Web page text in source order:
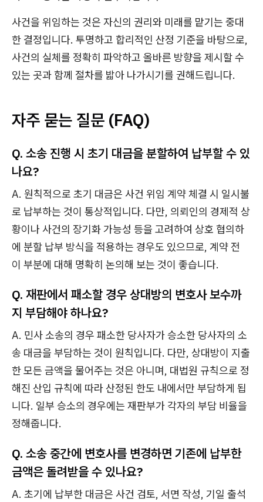
사건을 위임하는 것은 자신의 권리와 미래를 맡기는 중대
한 결정입니다. 투명하고 합리적인 산정 기준을 바탕으로,
사건의 실체를 정확히 파악하고 올바른 방향을 제시할 수
있는 곳과 함께 절차를 밟아 나가시기를 권해드립니다.
자주 묻는 질문 (FAQ)
Q. 소송 진행 시 초기 대금을 분할하여 납부할 수 있
나요?
A. 원칙적으로 초기 대금은 사건 위임 계약 체결 시 일시불
로 납부하는 것이 통상적입니다. 다만, 의뢰인의 경제적 상
황이나 사건의 장기화 가능성 등을 고려하여 상호 협의하
에 분할 납부 방식을 적용하는 경우도 있으므로, 계약 전
이 부분에 대해 명확히 논의해 보는 것이 좋습니다.
Q. 재판에서 패소할 경우 상대방의 변호사 보수까
지 부담해야 하나요?
A. 민사 소송의 경우 패소한 당사자가 승소한 당사자의 소
송 대금을 부담하는 것이 원칙입니다. 다만, 상대방이 지출
한 모든 금액을 물어주는 것은 아니며, 대법원 규칙으로 정
해진 산입 규칙에 따라 산정된 한도 내에서만 부담하게 됩
니다. 일부 승소의 경우에는 재판부가 각자의 부담 비율을
정해줍니다.
Q. 소송 중간에 변호사를 변경하면 기존에 납부한
금액은 돌려받을 수 있나요?
A. 초기에 납부한 대금은 사건 검토, 서면 작성, 기일 출석